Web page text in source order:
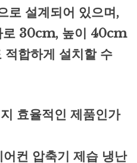
로 설계되어 있으며,
로 30cm, 높이 40cm
적합하게 설치할 수
효율적인 제품인가
컨 압축기 제습 냉난